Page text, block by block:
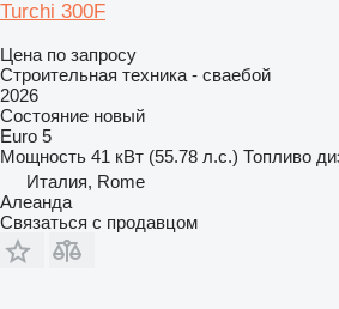
Turchi 300F
Цена по запросу
Строительная техника - сваебой
2026
Состояние новый
Euro 5
Мощность 41 кВт (55.78 л.с.) Топливо
Италия, Rome
Алеанда
Связаться с продавцом